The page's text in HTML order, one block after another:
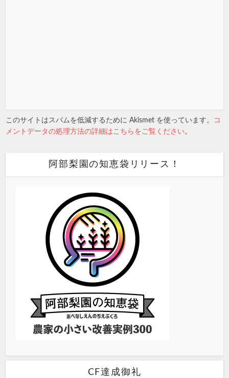
このサイトはスパムを低減するために Akismet を使っています。
コ
メントデータの処理方法の詳細はこちらをご覧ください。
阿部梨園の知恵袋リリース！
CF達成御礼